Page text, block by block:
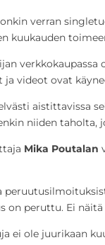
verran
kuukauden
ja videot ovat
aistittavissa
niiden taholta,
Mika Poutalan
on peruttu. Ei
ei ole juurikaan